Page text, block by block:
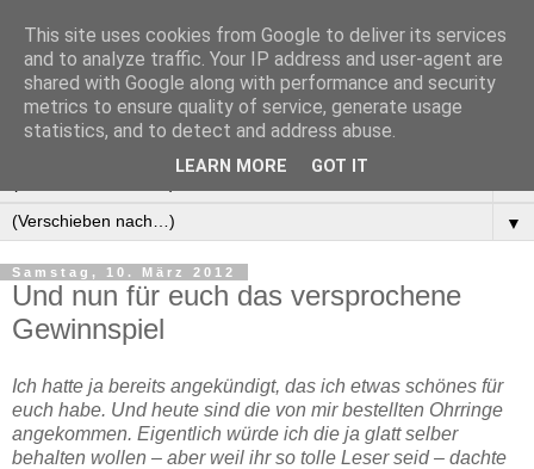
Manus Testwelt, alles
außer langweilig
▼
Samstag, 10. März 2012
Und nun für euch das versprochene
Gewinnspiel
Ich hatte ja bereits angekündigt, das ich etwas schönes für
euch habe. Und heute sind die von mir bestellten Ohrringe
angekommen. Eigentlich würde ich die ja glatt selber
behalten wollen – aber weil ihr so tolle Leser seid – dachte
This site uses cookies from Google to deliver its services
and to analyze traffic. Your IP address and user-agent are
shared with Google along with performance and security
metrics to ensure quality of service, generate usage
statistics, and to detect and address abuse.
LEARN MORE GOT IT